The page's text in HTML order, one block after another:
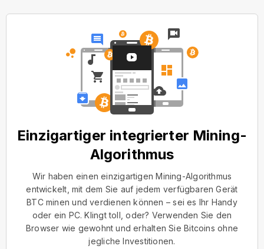
Einzigartiger integrierter Mining-
Algorithmus
Wir haben einen einzigartigen Mining-Algorithmus
entwickelt, mit dem Sie auf jedem verfügbaren Gerät
BTC minen und verdienen können – sei es Ihr Handy
oder ein PC. Klingt toll, oder? Verwenden Sie den
Browser wie gewohnt und erhalten Sie Bitcoins ohne
jegliche Investitionen.